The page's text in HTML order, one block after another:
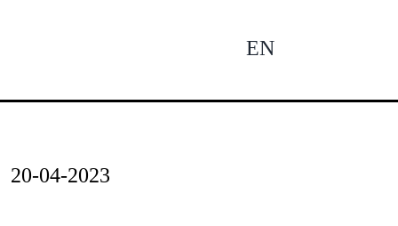
EN
20-04-2023